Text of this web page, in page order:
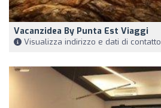
Vacanzidea By Punta Est Viaggi
Visualizza indirizzo e dati di contatto